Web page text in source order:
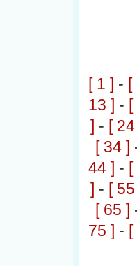
[ 1 ] - [
13 ] - [
] - [
[ 34 ]
44 ] - [
] - [
[ 65 ]
75 ] - [